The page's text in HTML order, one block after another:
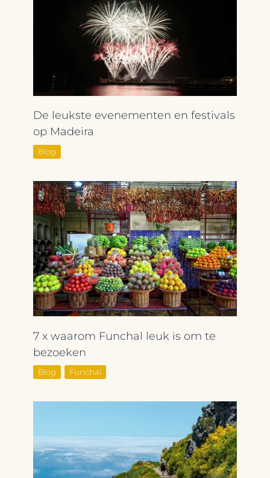
De leukste evenementen en festivals
op Madeira
Blog
7 x waarom Funchal leuk is om te
bezoeken
Blog , Funchal